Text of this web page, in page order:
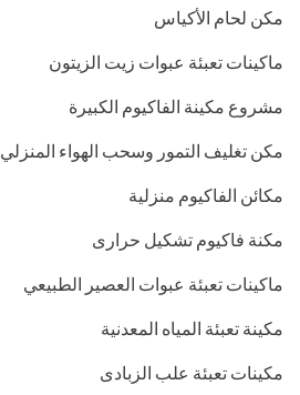
مكن لحام الأكياس
ماكينات تعبئة عبوات زيت الزيتون
مشروع مكينة الفاكيوم الكبيرة
مكن تغليف التمور وسحب الهواء المنزلي
مكائن الفاكيوم منزلية
مكنة فاكيوم تشكيل حرارى
ماكينات تعبئة عبوات العصير الطبيعي
مكينة تعبئة المياه المعدنية
مكينات تعبئة علب الزبادى